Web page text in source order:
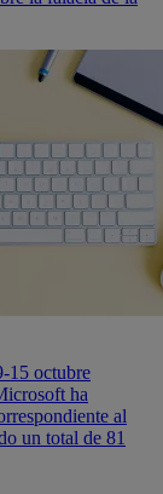
15 octubre
ha
al
un total de 81